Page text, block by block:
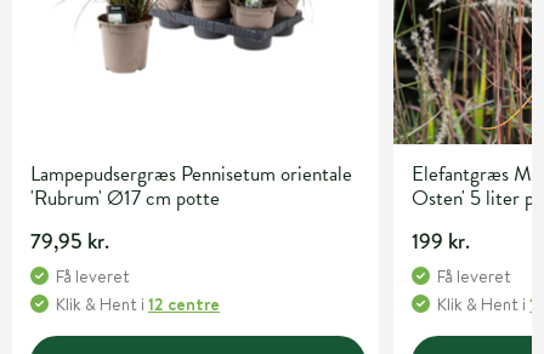
Lampepudsergræs Pennisetum orientale
'Rubrum' Ø17 cm potte
79,95 kr.
Få leveret
Klik & Hent i 12 centre
Elefantgræs
Osten' 5 liter
199 kr.
Få leveret
Klik & Hent i